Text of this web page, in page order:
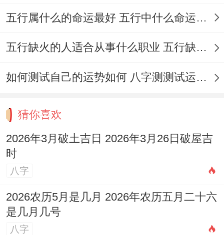
财位西北宜置聚宝盆 增强财运！
病符位东北挂铜铃，化解病气！
仪式与谐共鸣！
传统黄历智慧现代运用，既尊重古法又贴合
实际需求！
五行属什么的命运最好 五行中什么命运势旺盛
五行缺火的人适合从事什么职业 五行缺火的人适合从事的职业有哪些
如何测试自己的运势如何 八字测测试运运程
猜你喜欢
2026年3月破土吉日 2026年3月26日破屋吉
时
八字
2026农历5月是几月 2026年农历五月二十六
是几月几号
八字